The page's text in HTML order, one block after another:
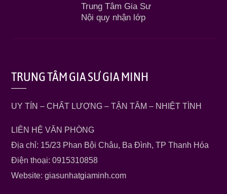
Trung Tâm Gia Sư
Nội quy nhận lớp
TRUNG TÂM GIA SƯ GIA MINH
UY TÍN – CHẤT LƯỢNG – TẬN TÂM – NHIỆT TÌNH
LIÊN HỆ VĂN PHÒNG
Địa chỉ: 15/23 Phan Bội Châu, Ba Đình, TP Thanh Hóa
Điện thoại: 0915310858
Website: giasunhatgiaminh.com